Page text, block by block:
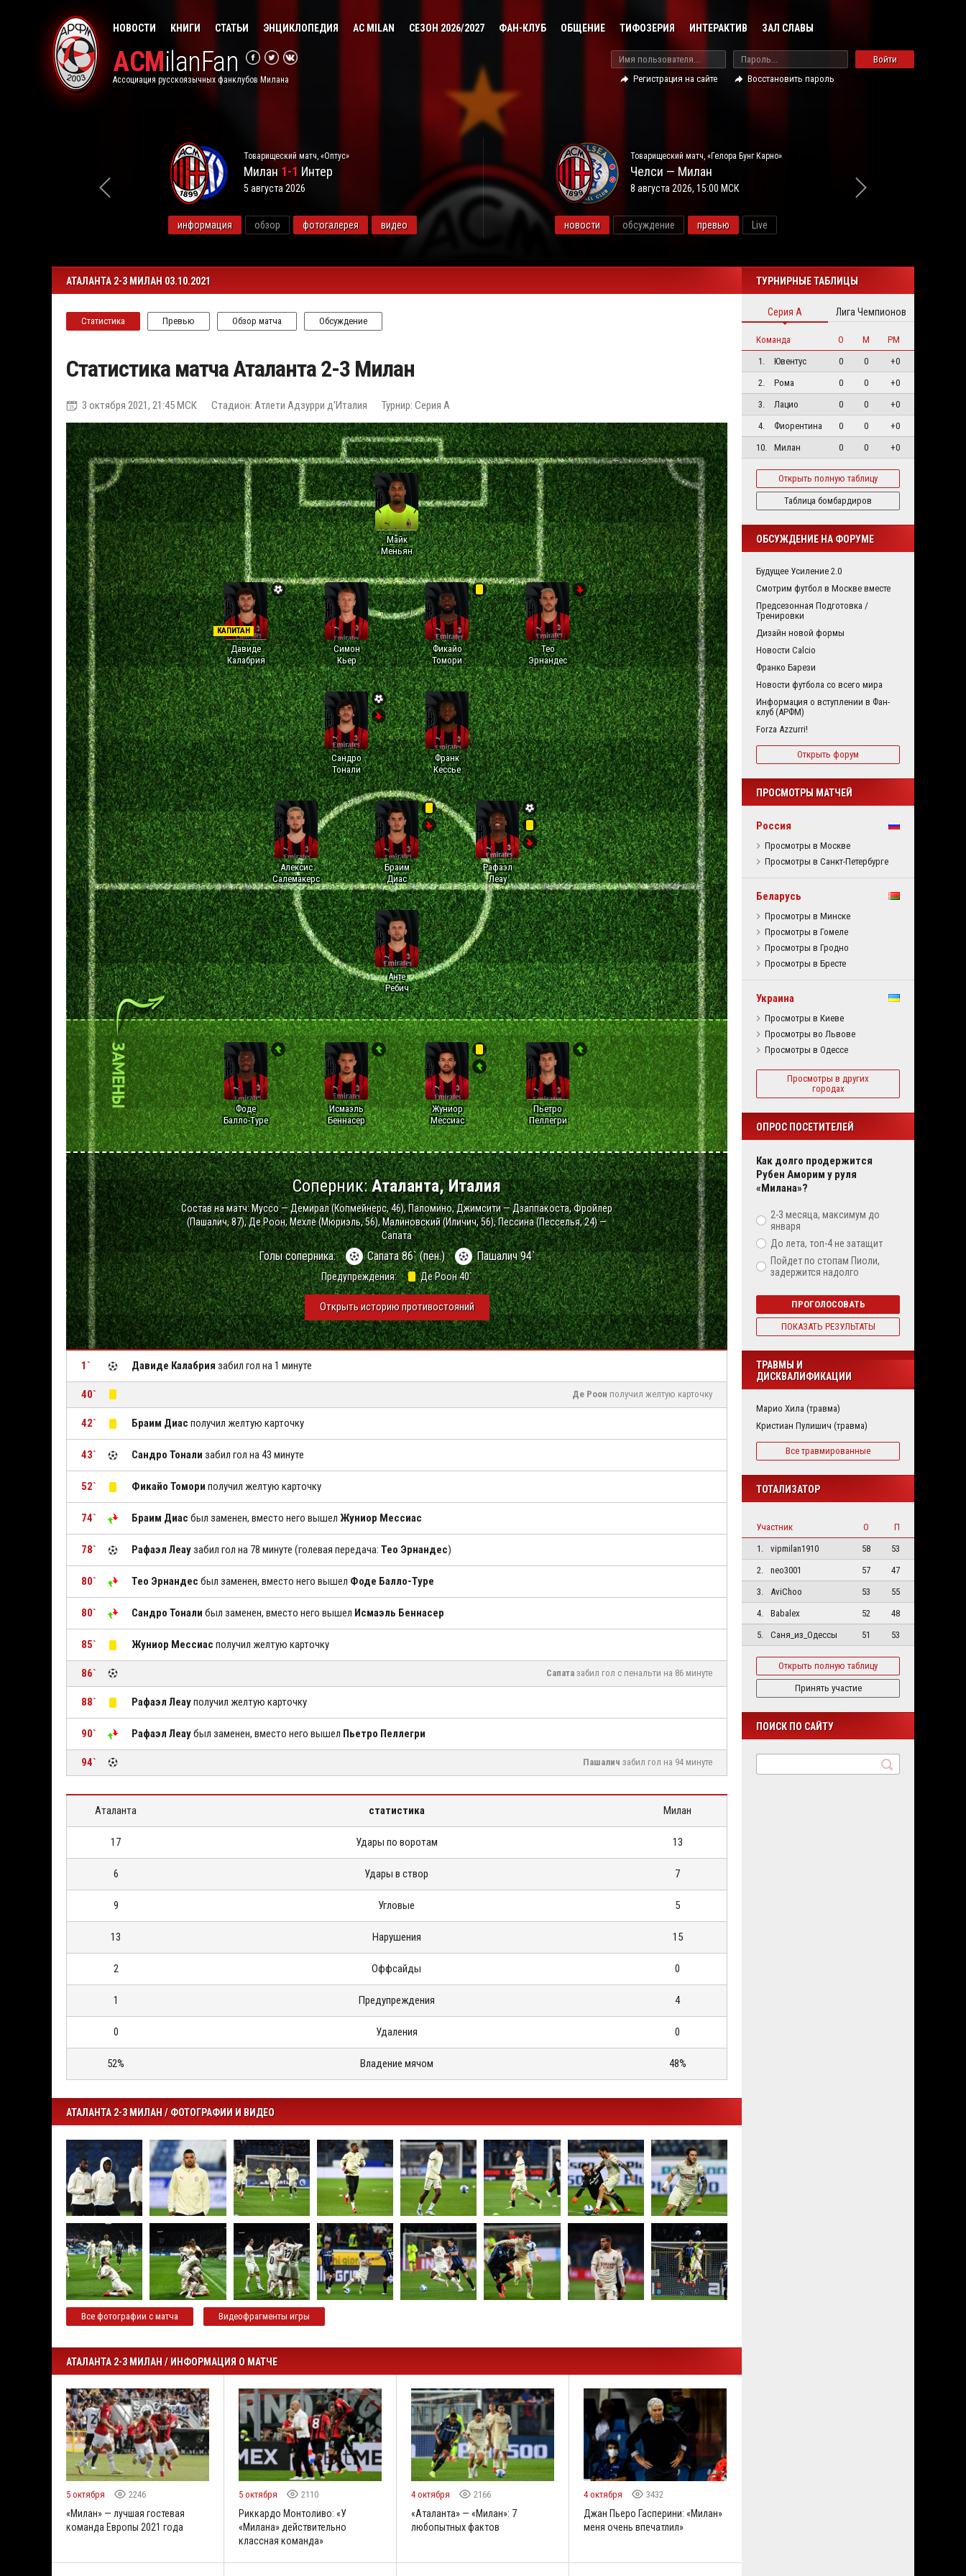
НОВОСТИ КНИГИ СТАТЬИ ЭНЦИКЛОПЕДИЯ AC MILAN СЕЗОН 2026/2027 ФАН-КЛУБ ОБЩЕНИЕ ТИФОЗЕРИЯ ИНТЕРАКТИВ ЗАЛ СЛАВЫ
ACMilanFan
Ассоциация русскоязычных фанклубов Милана
Войти
Регистрация на сайте
Восстановить пароль
Товарищеский матч, «Оптус»
Милан 1-1 Интер
5 августа 2026
информация обзор фотогалерея видео
Товарищеский матч, «Гелора Бунг Карно»
Челси — Милан
8 августа 2026, 15:00 МСК
новости обсуждение превью Live
АТАЛАНТА 2-3 МИЛАН 03.10.2021
Статистика Превью Обзор матча Обсуждение
Статистика матча Аталанта 2-3 Милан
3 октября 2021, 21:45 МСК Стадион: Атлети Адзурри д’Италия Турнир: Серия А
Майк
Меньян
КАПИТАН
Давиде
Калабрия
Симон
Кьер
Фикайо
Томори
Тео
Эрнандес
Сандро
Тонали
Франк
Кессье
Алексис
Салемакерс
Браим
Диас
Рафаэл
Леау
Анте
Ребич
Фоде
Балло-Туре
Исмаэль
Беннасер
Жуниор
Мессиас
Пьетро
Пеллегри
Соперник:Аталанта, Италия
Состав на матч: Муссо — Демирал (Копмейнерс, 46), Паломино, Джимсити — Дзаппакоста, Фройлер
(Пашалич, 87), Де Роон, Мехле (Мюриэль, 56), Малиновский (Иличич, 56), Пессина (Песселья, 24) —
Сапата
Голы соперника: Сапата 86` (пен.) Пашалич 94`
Предупреждения: Де Роон 40`
Открыть историю противостояний
1` Давиде Калабрия забил гол на 1 минуте
40` Де Роон получил желтую карточку
42` Браим Диас получил желтую карточку
43` Сандро Тонали забил гол на 43 минуте
52` Фикайо Томори получил желтую карточку
74` Браим Диас был заменен, вместо него вышел Жуниор Мессиас
78` Рафаэл Леаузабил гол на 78 минуте (голевая передача: Тео Эрнандес)
80` Тео Эрнандес был заменен, вместо него вышел Фоде Балло-Туре
80` Сандро Тонали был заменен, вместо него вышел Исмаэль Беннасер
85` Жуниор Мессиас получил желтую карточку
86` Сапата забил гол с пенальти на 86 минуте
88` Рафаэл Леауполучил желтую карточку
90` Рафаэл Леаубыл заменен, вместо него вышел Пьетро Пеллегри
94` Пашалич забил гол на 94 минуте
Аталанта статистика Милан
17 Удары по воротам 13
6 Удары в створ 7
9 Угловые 5
13 Нарушения 15
2 Оффсайды 0
1 Предупреждения 4
0 Удаления 0
52% Владение мячом 48%
АТАЛАНТА 2-3 МИЛАН / ФОТОГРАФИИ И ВИДЕО
Все фотографии с матча Видеофрагменты игры
АТАЛАНТА 2-3 МИЛАН / ИНФОРМАЦИЯ О МАТЧЕ
5 октября 2246
«Милан» — лучшая гостевая
команда Европы 2021 года
5 октября 2110
Риккардо Монтоливо: «У
«Милана» действительно
классная команда»
4 октября 2166
«Аталанта» — «Милан»: 7
любопытных фактов
4 октября 3432
Джан Пьеро Гасперини: «Милан»
меня очень впечатлил»
ТУРНИРНЫЕ ТАБЛИЦЫ
Серия А Лига Чемпионов
Команда О М
РМ
1.
Ювентус 0 0
+0
2.
Рома 0 0
+0
3.
Лацио 0 0
+0
4.
Фиорентина 0 0
+0
10.
Милан 0 0 +0
Открыть полную таблицу
Таблица бомбардиров
ОБСУЖДЕНИЕ НА ФОРУМЕ
Будущее Усиление 2.0
Смотрим футбол в Москве вместе
Предсезонная Подготовка /
Тренировки
Дизайн новой формы
Новости Calcio
Франко Барези
Новости футбола со всего мира
Информация о вступлении в Фан-
клуб (АРФМ)
Forza Azzurri!
Открыть форум
ПРОСМОТРЫ МАТЧЕЙ
Россия
Просмотры в Москве
Просмотры в Санкт-Петербурге
Беларусь
Просмотры в Минске
Просмотры в Гомеле
Просмотры в Гродно
Просмотры в Бресте
Украина
Просмотры в Киеве
Просмотры во Львове
Просмотры в Одессе
Просмотры в других
городах
ОПРОС ПОСЕТИТЕЛЕЙ
Как долго продержится
Рубен Аморим у руля
«Милана»?
2-3 месяца, максимум до
января
До лета, топ-4 не затащит
Пойдет по стопам Пиоли,
задержится надолго
ПРОГОЛОСОВАТЬ
ПОКАЗАТЬ РЕЗУЛЬТАТЫ
ТРАВМЫ И
ДИСКВАЛИФИКАЦИИ
Марио Хила (травма)
Кристиан Пулишич (травма)
Все травмированные
ТОТАЛИЗАТОР
Участник О
П
1.
vipmilan1910 58
53
2.
neo3001 57
47
3.
AviChoo 53
55
4.
Babalex 52
48
5.
Саня_из_Одессы 51 53
Открыть полную таблицу
Принять участие
ПОИСК ПО САЙТУ